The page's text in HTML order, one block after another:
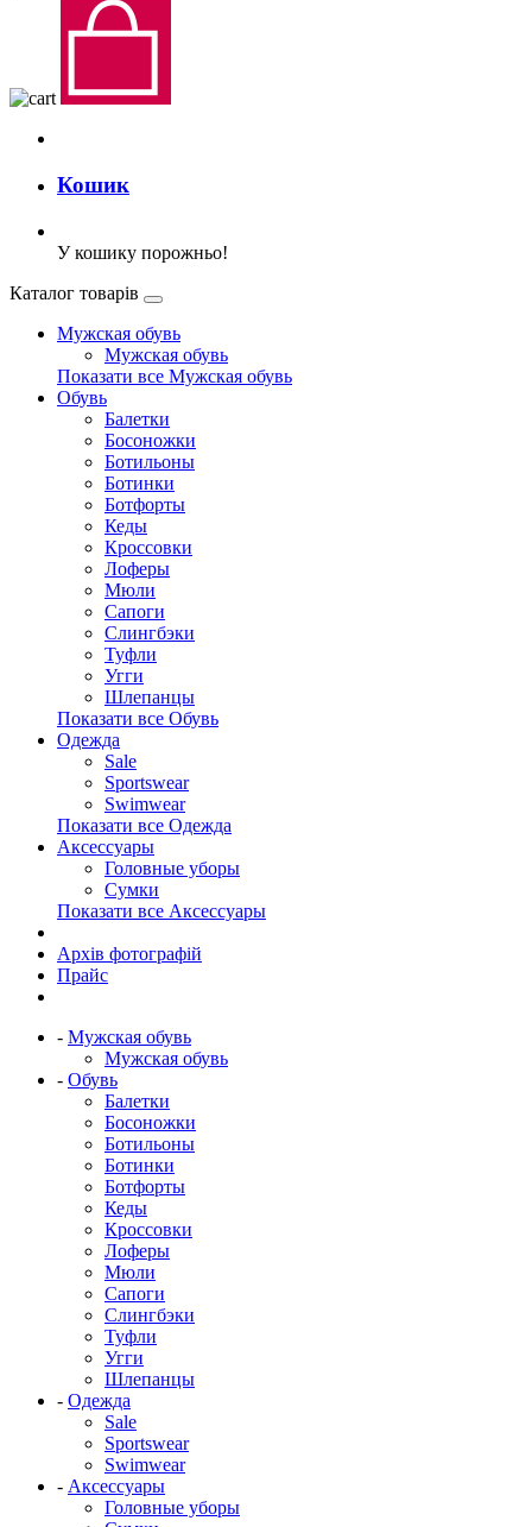
Кошик
У кошику порожньо!
Каталог товарів
Мужская обувь
Мужская обувь
Показати все Мужская обувь
Обувь
Балетки
Босоножки
Ботильоны
Ботинки
Ботфорты
Кеды
Кроссовки
Лоферы
Мюли
Сапоги
Слингбэки
Туфли
Угги
Шлепанцы
Показати все Обувь
Одежда
Sale
Sportswear
Swimwear
Показати все Одежда
Аксессуары
Головные уборы
Сумки
Показати все Аксессуары
Архів фотографій
Прайс
- Мужская обувь
Мужская обувь
- Обувь
Балетки
Босоножки
Ботильоны
Ботинки
Ботфорты
Кеды
Кроссовки
Лоферы
Мюли
Сапоги
Слингбэки
Туфли
Угги
Шлепанцы
- Одежда
Sale
Sportswear
Swimwear
- Аксессуары
Головные уборы